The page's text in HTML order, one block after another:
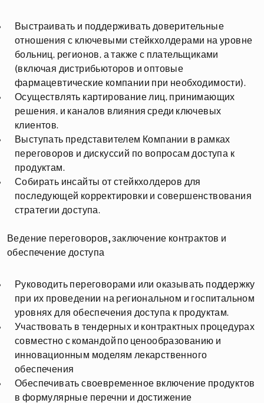
Выстраивать и поддерживать доверительные
отношения с ключевыми стейкхолдерами на уровне
больниц, регионов, а также с плательщиками
(включая дистрибьюторов и оптовые
фармацевтические компании при необходимости).
Осуществлять картирование лиц, принимающих
решения, и каналов влияния среди ключевых
клиентов.
Выступать представителем Компании в рамках
переговоров и дискуссий по вопросам доступа к
продуктам.
Собирать инсайты от стейкхолдеров для
последующей корректировки и совершенствования
стратегии доступа.
Ведение переговоров, заключение контрактов и
обеспечение доступа
Руководить переговорами или оказывать поддержку
при их проведении на региональном и госпитальном
уровнях для обеспечения доступа к продуктам.
Участвовать в тендерных и контрактных процедурах
совместно с командой по ценообразованию и
инновационным моделям лекарственного
обеспечения
Обеспечивать своевременное включение продуктов
в формулярные перечни и достижение